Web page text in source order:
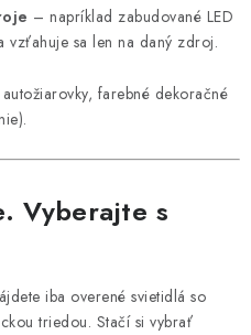
– napríklad zabudované LED
vzťahuje sa len na daný zdroj.
farebné dekoračné
Vyberajte s
iba overené svietidlá so
triedou. Stačí si vybrať